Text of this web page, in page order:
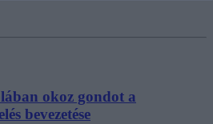
okoz gondot a
bevezetése